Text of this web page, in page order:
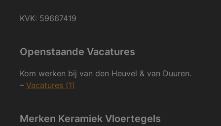
KVK: 59667419
Openstaande Vacatures
Kom werken bij van den Heuvel & van Duuren.
– Vacatures (1)
Merken Keramiek Vloertegels